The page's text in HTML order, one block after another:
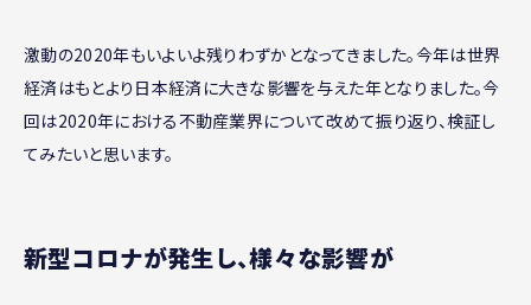
激動の2020年もいよいよ残りわずかとなってきました。今年は世界
経済はもとより日本経済に大きな影響を与えた年となりました。今
回は2020年における不動産業界について改めて振り返り、検証し
てみたいと思います。
新型コロナが発生し、様々な影響が